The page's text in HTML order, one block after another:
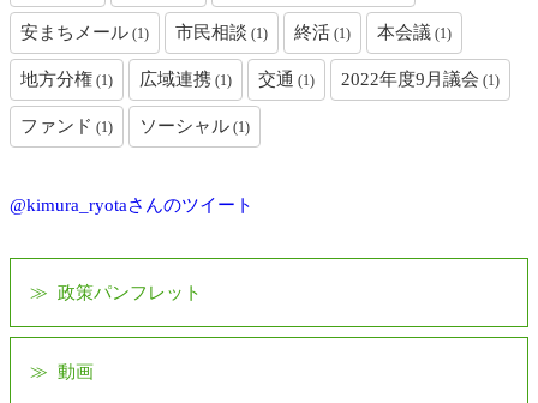
安まちメール (1) 市民相談 (1) 終活 (1) 本会議 (1)
地方分権 (1) 広域連携 (1) 交通 (1) 2022年度9月議会 (1)
ファンド (1) ソーシャル (1)
@kimura_ryotaさんのツイート
政策パンフレット
動画